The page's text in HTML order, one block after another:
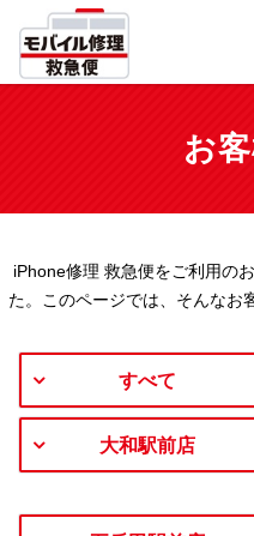
お
iPhone修理 救急便をご利用の
た。
このページでは、そんなお
すべて
大和駅前店